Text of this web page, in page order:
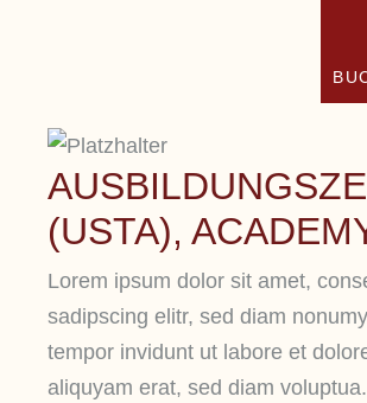
STRANDHOTEL
(USTA),
Lorem ipsum dolor sit amet,
sadipscing elitr, sed diam
tempor invidunt ut labore et
aliquyam erat, sed diam